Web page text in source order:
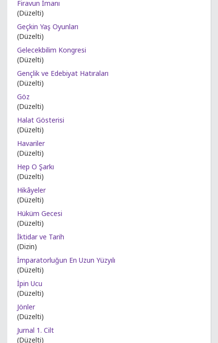
Firavun İmanı
(Düzelti)
Geçkin Yaş Oyunları
(Düzelti)
Gelecekbilim Kongresi
(Düzelti)
Gençlik ve Edebiyat Hatıraları
(Düzelti)
Göz
(Düzelti)
Halat Gösterisi
(Düzelti)
Havariler
(Düzelti)
Hep O Şarkı
(Düzelti)
Hikâyeler
(Düzelti)
Hüküm Gecesi
(Düzelti)
İktidar ve Tarih
(Dizin)
İmparatorluğun En Uzun Yüzyılı
(Düzelti)
İpin Ucu
(Düzelti)
Jönler
(Düzelti)
Jurnal 1. Cilt
(Düzelti)